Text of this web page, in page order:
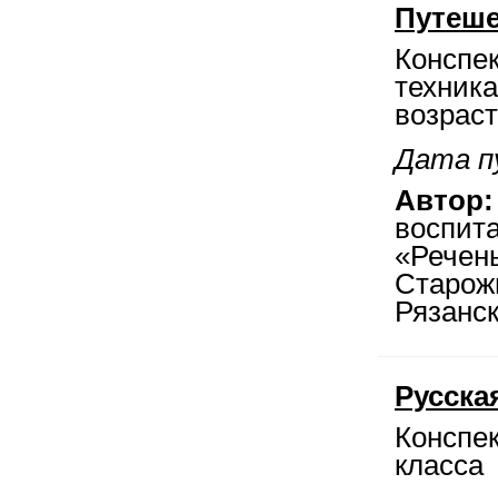
Дата
Автор:
класса